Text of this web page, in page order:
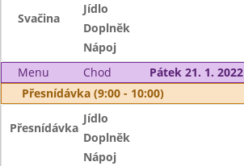
Svačina
Jídlo
Doplněk
Nápoj
Menu
Chod
Pátek 21. 1. 2022
Přesnídávka (9:00 - 10:00)
Přesnídávka
Jídlo
Doplněk
Nápoj